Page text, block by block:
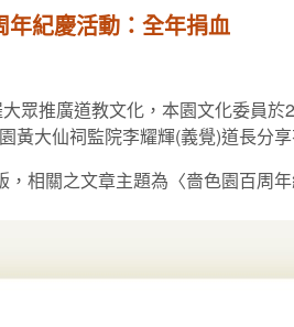
紀慶活動：全年捐血
眾推廣道教文化，本園文化委員
黃大仙祠監院李耀輝(義覺)道長分
相關之文章主題為〈嗇色園百周